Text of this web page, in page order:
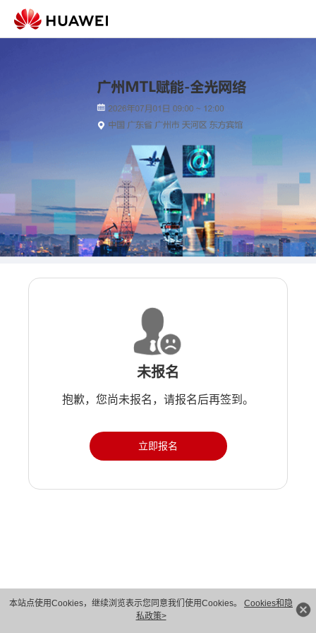
本站点使用Cookies，继续浏览表示您同意我们使用Cookies。 Cookies和隐
私政策>
未报名
抱歉，您尚未报名，请报名后再签到。
立即报名
版权所有 © 华为技术有限公司 1998-2026。 保留一切权利。粤A2-20044005号
隐私保护
法律声明